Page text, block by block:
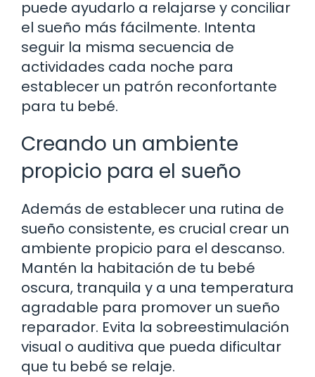
puede ayudarlo a relajarse y conciliar
el sueño más fácilmente. Intenta
seguir la misma secuencia de
actividades cada noche para
establecer un patrón reconfortante
para tu bebé.
Creando un ambiente
propicio para el sueño
Además de establecer una rutina de
sueño consistente, es crucial crear un
ambiente propicio para el descanso.
Mantén la habitación de tu bebé
oscura, tranquila y a una temperatura
agradable para promover un sueño
reparador. Evita la sobreestimulación
visual o auditiva que pueda dificultar
que tu bebé se relaje.